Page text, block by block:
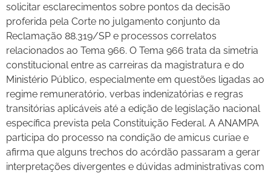
solicitar esclarecimentos sobre pontos da decisão
proferida pela Corte no julgamento conjunto da
Reclamação 88.319/SP e processos correlatos
relacionados ao Tema 966. O Tema 966 trata da simetria
constitucional entre as carreiras da magistratura e do
Ministério Público, especialmente em questões ligadas ao
regime remuneratório, verbas indenizatórias e regras
transitórias aplicáveis até a edição de legislação nacional
específica prevista pela Constituição Federal. A ANAMPA
participa do processo na condição de amicus curiae e
afirma que alguns trechos do acórdão passaram a gerar
interpretações divergentes e dúvidas administrativas com